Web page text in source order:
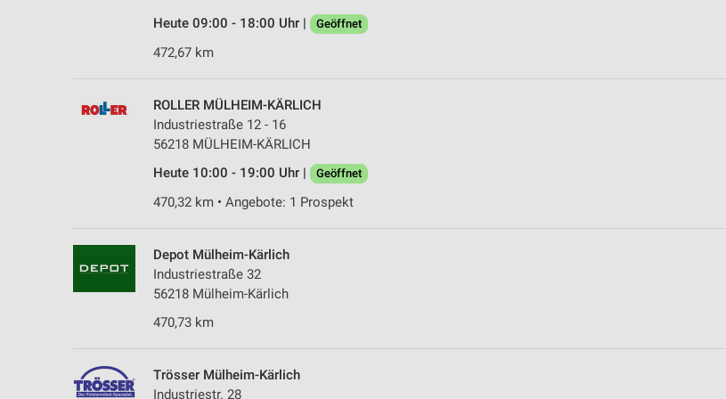
Heute 09:00 - 18:00 Uhr |
Geöffnet
472,67 km
ROLLER MÜLHEIM-KÄRLICH
Industriestraße 12 - 16
56218 MÜLHEIM-KÄRLICH
Heute 10:00 - 19:00 Uhr |
Geöffnet
470,32 km • Angebote: 1 Prospekt
Depot Mülheim-Kärlich
Industriestraße 32
56218 Mülheim-Kärlich
470,73 km
Trösser Mülheim-Kärlich
Industriestr. 28